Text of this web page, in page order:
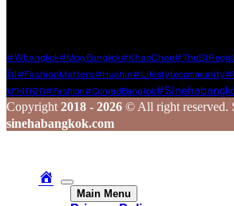
#wbangkok#MoxyBangkok#KhaoChae
ไป#FashionMatters#Huahin#lifestylecommunity
บางกอก#fashion#ConradBangkok
Copyright2018 - 2026 © All right reserved.
sinehabangkok.com
Main Menu